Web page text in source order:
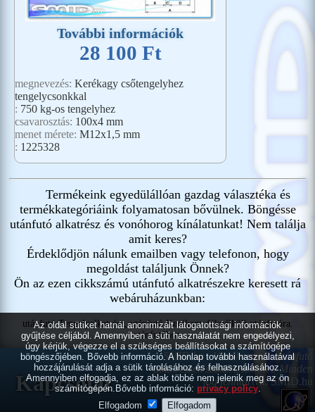
További információk
28 100 Ft
megnevezés: Kerékagy csőtengelyhez
tengelycsonkkal
: 750 kg-os tengelyhez
csavarosztás: 100x4 mm
menet mérete: M12x1,5 mm
: 1225328
Termékeink egyedülállóan gazdag választéka és
termékkategóriáink folyamatosan bővülnek. Böngésse
utánfutó alkatrész és vonóhorog kínálatunkat! Nem találja
amit keres?
Érdeklődjön nálunk emailben vagy telefonon, hogy
megoldást találjunk Önnek?
Ön az ezen cikkszámú utánfutó alkatrészekre keresett rá
webáruházunkban:
utánfutó Tengelyalkatrész, utánfutó Kerékagy féknélküli utánfutóra.
utánfutóhoz.
Kapcsolat
SMID.hu - Vonóhorog és utánfutó
alkatrészek szakértelemmel. Minden
jog fenntartva.SMID.hu
Az oldal sütiket hatnál anonimizált látogatottsági információk
gyűjtése céljából. Amennyiben a süti használatát nem engedélyezi,
úgy kérjük, végezze el a szükséges beállításokat a számítógépe
böngészőjében. Bővebb információ. A honlap további használatával
hozzájárulását adja a sütik tárolásához és felhasználásához.
Amennyiben elfogadja, ez az ablak többé nem jelenik meg az ön
számítógépén.Bővebb információ: privacy policy.
Elfogadom